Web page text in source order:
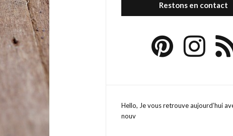
Restons en contact
Hello, Je vous retrouve aujourd’hui
nouv